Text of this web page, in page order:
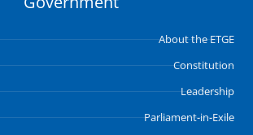
k
n
About the ETGE
Constitution
Leadership
Parliament-in-Exile